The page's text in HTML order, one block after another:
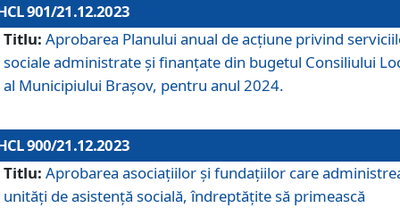
901/21.12.2023
Titlu: Aprobarea Planului anual de acțiune privind
sociale administrate și finanțate din bugetul Consiliului
al Municipiului Brașov, pentru anul 2024.
900/21.12.2023
Titlu: Aprobarea asociațiilor şi fundațiilor care
unități de asistenţă socială, îndreptăţite să primească